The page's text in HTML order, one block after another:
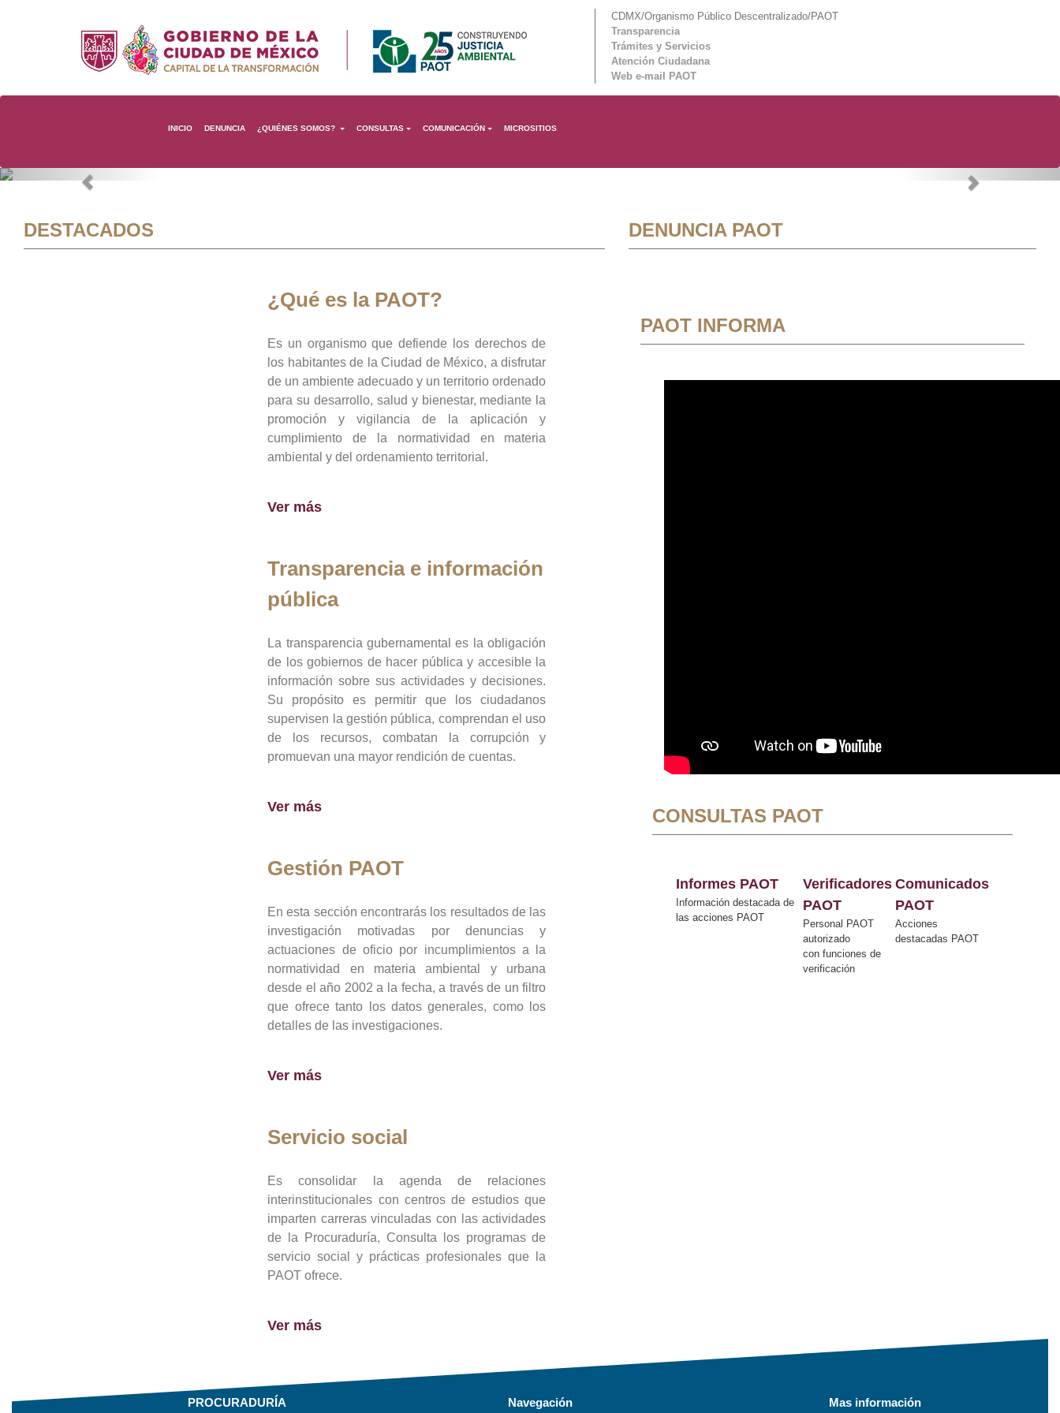
CDMX/Organismo Público Descentralizado/PAOT
Transparencia
Trámites y Servicios
Atención Ciudadana
Web e-mail PAOT
INICIO DENUNCIA ¿QUIÉNES SOMOS? CONSULTAS COMUNICACIÓN MICROSITIOS
Previous Next
DESTACADOS
¿Qué es la PAOT?
Es un organismo que defiende los derechos de
los habitantes de la Ciudad de México, a disfrutar
de un ambiente adecuado y un territorio ordenado
para su desarrollo, salud y bienestar, mediante la
promoción y vigilancia de la aplicación y
cumplimiento de la normatividad en materia
ambiental y del ordenamiento territorial.
Ver más
Transparencia e información
pública
La transparencia gubernamental es la obligación
de los gobiernos de hacer pública y accesible la
información sobre sus actividades y decisiones.
Su propósito es permitir que los ciudadanos
supervisen la gestión pública, comprendan el uso
de los recursos, combatan la corrupción y
promuevan una mayor rendición de cuentas.
Ver más
Gestión PAOT
En esta sección encontrarás los resultados de las
investigación motivadas por denuncias y
actuaciones de oficio por incumplimientos a la
normatividad en materia ambiental y urbana
desde el año 2002 a la fecha, a través de un filtro
que ofrece tanto los datos generales, como los
detalles de las investigaciones.
Ver más
Servicio social
Es consolidar la agenda de relaciones
interinstitucionales con centros de estudios que
imparten carreras vinculadas con las actividades
de la Procuraduría, Consulta los programas de
servicio social y prácticas profesionales que la
PAOT ofrece.
Ver más
DENUNCIA PAOT
PAOT INFORMA
CONSULTAS PAOT
Informes PAOT
Información destacada de
las acciones PAOT
Verificadores
PAOT
Personal PAOT
autorizado
con funciones de
verificación
Comunicados
PAOT
Acciones
destacadas PAOT
PROCURADURÍA Navegación Mas información